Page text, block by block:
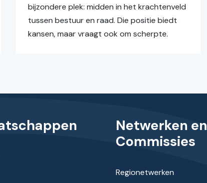
bijzondere plek: midden in het krachtenveld
tussen bestuur en raad. Die positie biedt
kansen, maar vraagt ook om scherpte.
Netwerken en
Commissies
Regionetwerken